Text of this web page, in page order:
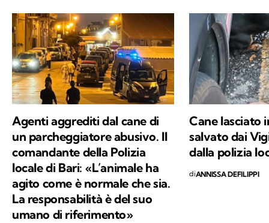
Faccio spesso amicizia con loro quando
viaggio con la mia moto.
Agenti aggrediti dal cane di
un parcheggiatore abusivo. Il
comandante della Polizia
locale di Bari: «L’animale ha
agito come è normale che sia.
La responsabilità è del suo
umano di riferimento»
Cane lasciato
salvato dai
dalla polizia
diANNISSA DEFILIPPI